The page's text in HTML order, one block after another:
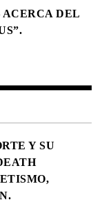
DEL
Y SU